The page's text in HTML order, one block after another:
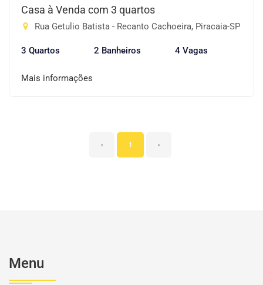
Casa à Venda com 3 quartos
Rua Getulio Batista - Recanto Cachoeira, Piracaia-SP
3 Quartos 2 Banheiros 4 Vagas
Mais informações
‹ 1 ›
Menu